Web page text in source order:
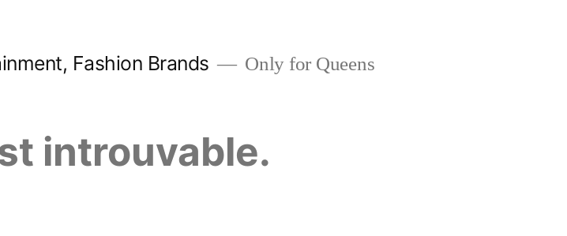
Fashion Brands Only for Queens
introuvable.